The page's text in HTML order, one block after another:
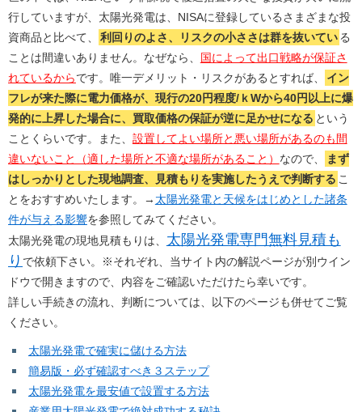
行していますが、太陽光発電は、NISAに登録しているさまざまな投
資商品と比べて、
利回りのよさ、リスクの小ささは群を抜いてい る
ことは間違いありません。なぜなら、 国によって出口戦略が保証さ
れているからです。唯一デメリット・リスクがあるとすれば、
イン
フレが来た際に電力価格が、現行の20円程度/ｋWから40円以上に爆
発的に上昇した場合に、買取価格の保証が逆に足かせになる という
ことくらいです。また、 設置してよい場所と悪い場所があるのも間
違いないこと（適した場所と不適な場所があること） なので、
まず
はしっかりとした現地調査、見積もりを実施したうえで判断する こ
とをおすすめいたします。→ 太陽光発電と天候をはじめとした諸条
件が与える影響を参照してみてください。
太陽光発電の現地見積もりは、 太陽光発電専門無料見積も
り で依頼下さい。※それぞれ、当サイト内の解説ページが別ウイン
ドウで開きますので、内容をご確認いただけたら幸いです。
詳しい手続きの流れ、判断については、以下のページも併せてご覧
ください。
太陽光発電で確実に儲ける方法
簡易版・必ず確認すべき３ステップ
太陽光発電を最安値で設置する方法